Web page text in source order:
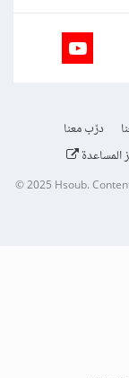
درّب معنا
المساعدة
© 2025Hsoub.